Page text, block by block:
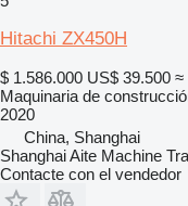
Hitachi ZX450H
$ 1.586.000 US$ 39.500 ≈
Maquinaria de
2020
China, Shanghai
Shanghai Aite Machine
Contacte con el vendedor